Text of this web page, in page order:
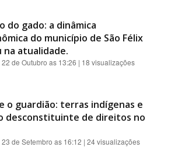
do gado: a dinâmica
do município de São Félix
na atualidade.
22 de Outubro as 13:26 | 18 visualizações
o guardião: terras indígenas e
desconstituinte de direitos no
23 de Setembro as 16:12 | 24 visualizações